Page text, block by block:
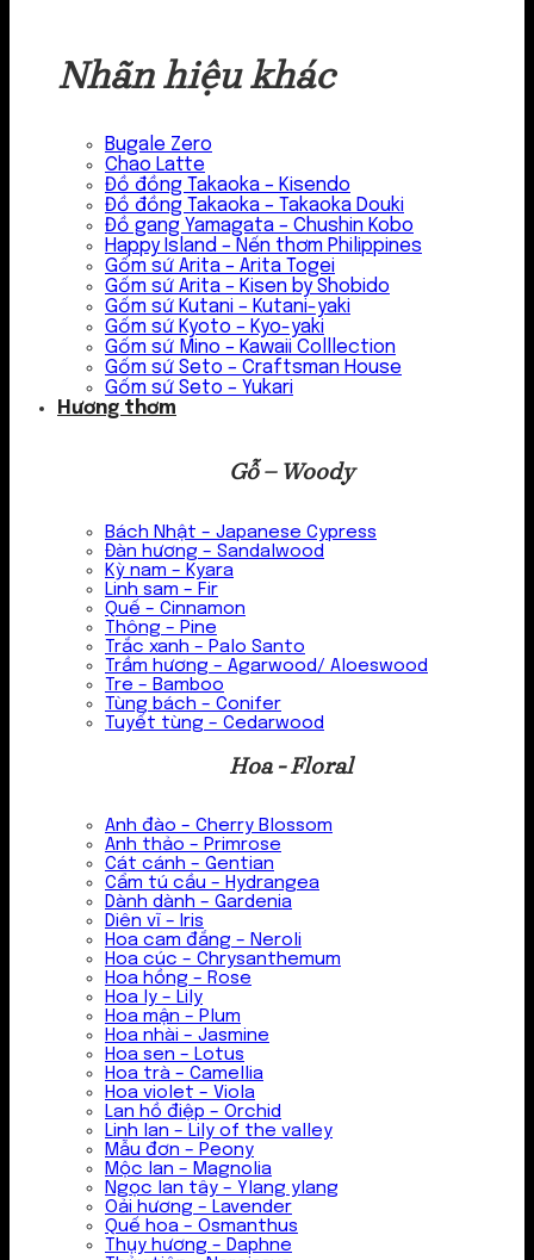
Nhãn hiệu khác
Bugale Zero
Chao Latte
Đồ đồng Takaoka – Kisendo
Đồ đồng Takaoka – Takaoka Douki
Đồ gang Yamagata – Chushin Kobo
Happy Island – Nến thơm Philippines
Gốm sứ Arita – Arita Togei
Gốm sứ Arita – Kisen by Shobido
Gốm sứ Kutani – Kutani-yaki
Gốm sứ Kyoto – Kyo-yaki
Gốm sứ Mino – Kawaii Colllection
Gốm sứ Seto – Craftsman House
Gốm sứ Seto – Yukari
Hương thơm
Gỗ – Woody
Bách Nhật – Japanese Cypress
Đàn hương – Sandalwood
Kỳ nam – Kyara
Linh sam – Fir
Quế – Cinnamon
Thông – Pine
Trắc xanh – Palo Santo
Trầm hương – Agarwood/ Aloeswood
Tre – Bamboo
Tùng bách – Conifer
Tuyết tùng – Cedarwood
Hoa - Floral
Anh đào – Cherry Blossom
Anh thảo – Primrose
Cát cánh – Gentian
Cẩm tú cầu – Hydrangea
Dành dành – Gardenia
Diên vĩ – Iris
Hoa cam đắng – Neroli
Hoa cúc – Chrysanthemum
Hoa hồng – Rose
Hoa ly – Lily
Hoa mận – Plum
Hoa nhài – Jasmine
Hoa sen – Lotus
Hoa trà – Camellia
Hoa violet – Viola
Lan hồ điệp – Orchid
Linh lan – Lily of the valley
Mẫu đơn – Peony
Mộc lan – Magnolia
Ngọc lan tây – Ylang ylang
Oải hương – Lavender
Quế hoa – Osmanthus
Thụy hương – Daphne